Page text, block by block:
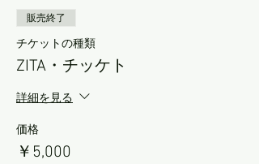
販売終了
チケットの種類
ZITA・チッケト
詳細を見る
価格
￥5,000